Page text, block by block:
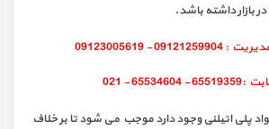
بازار داشته باشد.
پلی اتیلنی وجود دارد موجب می شود تا بر خلاف